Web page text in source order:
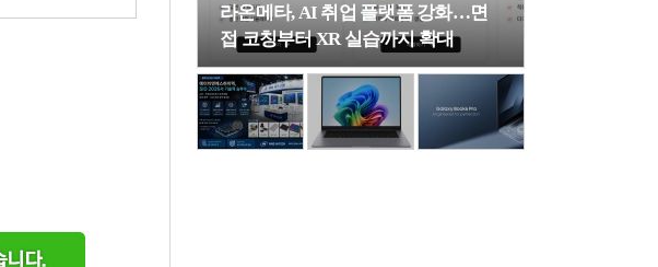
라온메타, AI 취업 플랫폼 강화…면
접 코칭부터 XR 실습까지 확대